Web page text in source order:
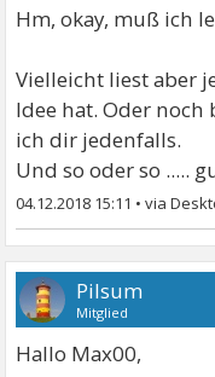
Hm, okay, muß ich
Vielleicht liest aber
Idee hat. Oder noch
ich dir jedenfalls.
Und so oder so .....
04.12.2018 15:11 •
Pilsum
Mitglied
Hallo Max00,